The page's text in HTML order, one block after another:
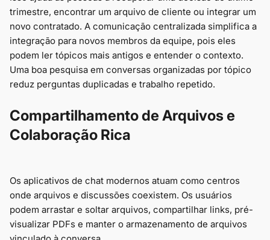
trimestre, encontrar um arquivo de cliente ou integrar um
novo contratado. A comunicação centralizada simplifica a
integração para novos membros da equipe, pois eles
podem ler tópicos mais antigos e entender o contexto.
Uma boa pesquisa em conversas organizadas por tópico
reduz perguntas duplicadas e trabalho repetido.
Compartilhamento de Arquivos e
Colaboração Rica
Os aplicativos de chat modernos atuam como centros
onde arquivos e discussões coexistem. Os usuários
podem arrastar e soltar arquivos, compartilhar links, pré-
visualizar PDFs e manter o armazenamento de arquivos